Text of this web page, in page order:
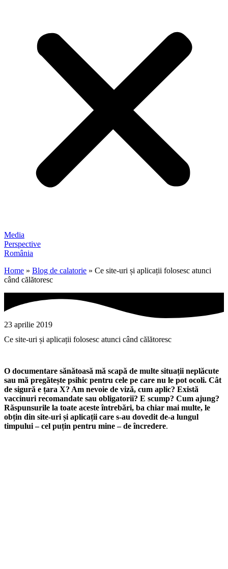
Media
Perspective
România
Home » Blog de calatorie » Ce site-uri și aplicații folosesc atunci
când călătoresc
23 aprilie 2019
Ce site-uri și aplicații folosesc atunci când călătoresc
O documentare sănătoasă mă scapă de multe situații neplăcute
sau mă pregătește psihic pentru cele pe care nu le pot ocoli. Cât
de sigură e țara X? Am nevoie de viză, cum aplic? Există
vaccinuri recomandate sau obligatorii? E scump? Cum ajung?
Răspunsurile la toate aceste întrebări, ba chiar mai multe, le
obțin din site-uri și aplicații care s-au dovedit de-a lungul
timpului – cel puțin pentru mine – de încredere.